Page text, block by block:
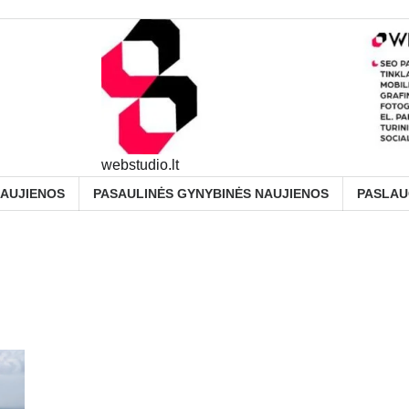
webstudio.lt
PASAULINĖS GYNYBINĖS NAUJIENOS